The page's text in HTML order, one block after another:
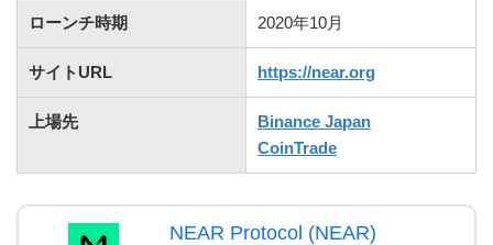
ローンチ時期 2020年10月
サイトURL https://near.org
上場先
Binance Japan
CoinTrade
NEAR Protocol (NEAR)